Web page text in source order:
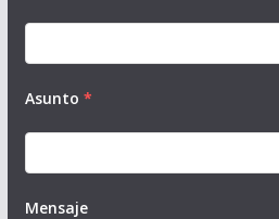
Asunto *
Mensaje